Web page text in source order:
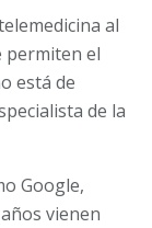
al
permiten el
está de
de la
Google,
vienen